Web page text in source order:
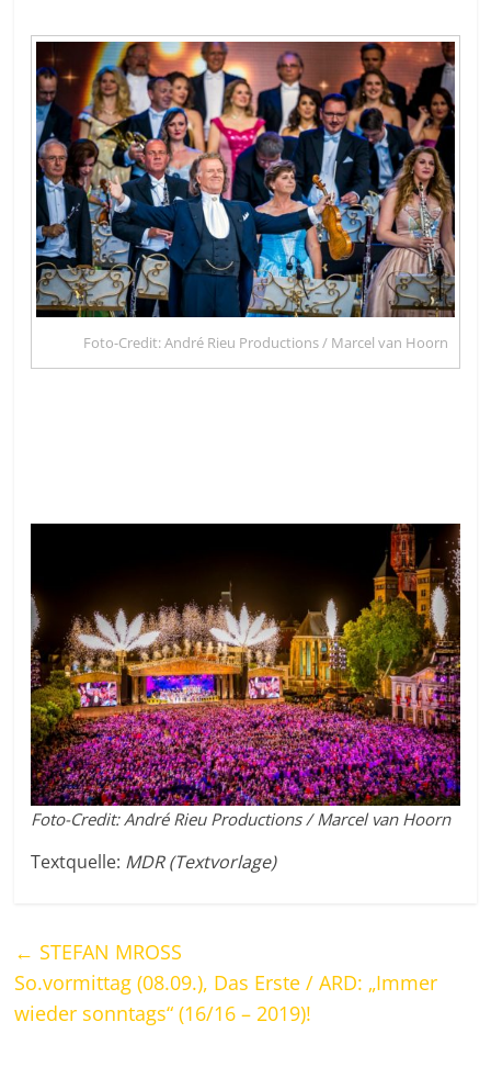
Foto-Credit: André Rieu Productions / Marcel van Hoorn
Foto-Credit: André Rieu Productions / Marcel van Hoorn
Textquelle: MDR (Textvorlage)
← STEFAN MROSS
So.vormittag (08.09.), Das Erste / ARD: „Immer
wieder sonntags“ (16/16 – 2019)!